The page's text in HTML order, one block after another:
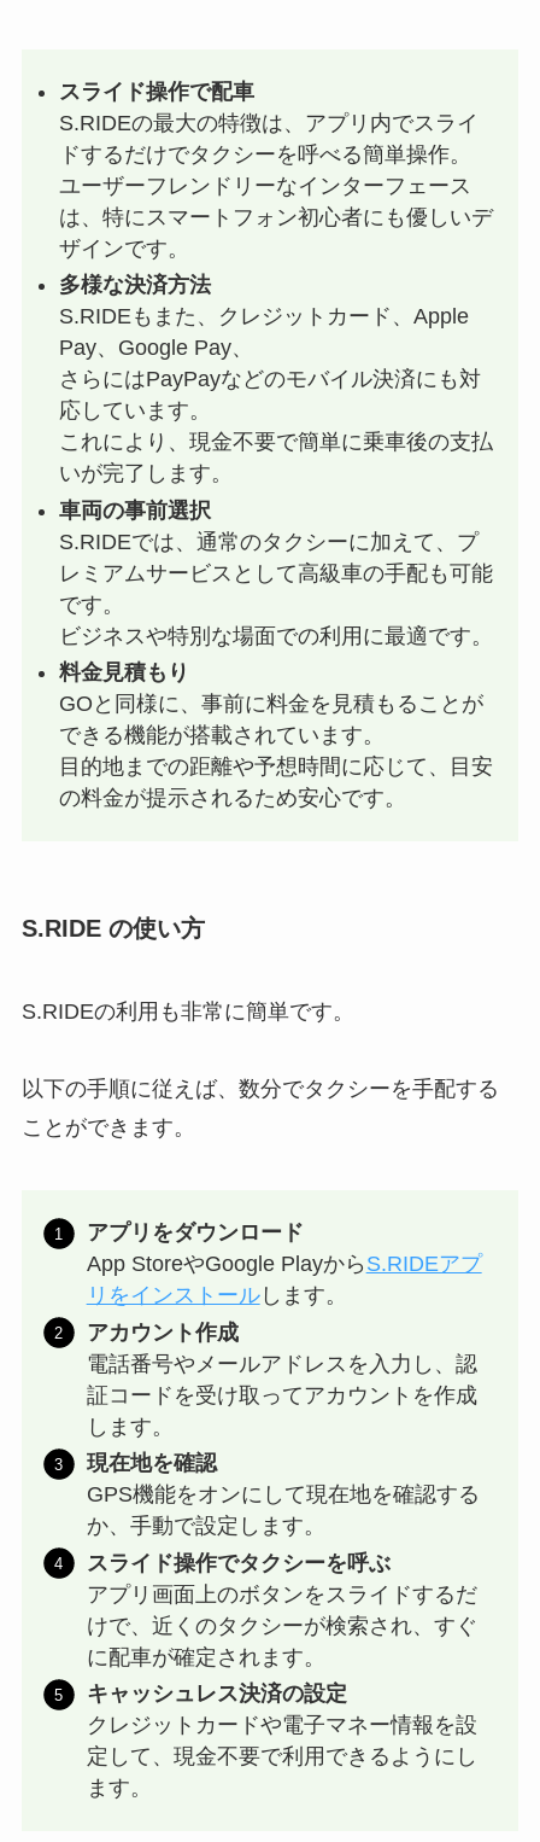
スライド操作で配車
S.RIDEの最大の特徴は、アプリ内でスライ
ドするだけでタクシーを呼べる簡単操作。
ユーザーフレンドリーなインターフェース
は、特にスマートフォン初心者にも優しいデ
ザインです。
多様な決済方法
S.RIDEもまた、クレジットカード、Apple
Pay、Google Pay、
さらにはPayPayなどのモバイル決済にも対
応しています。
これにより、現金不要で簡単に乗車後の支払
いが完了します。
車両の事前選択
S.RIDEでは、通常のタクシーに加えて、プ
レミアムサービスとして高級車の手配も可能
です。
ビジネスや特別な場面での利用に最適です。
料金見積もり
GOと同様に、事前に料金を見積もることが
できる機能が搭載されています。
目的地までの距離や予想時間に応じて、目安
の料金が提示されるため安心です。
S.RIDE の使い方
S.RIDEの利用も非常に簡単です。
以下の手順に従えば、数分でタクシーを手配する
ことができます。
アプリをダウンロード
App StoreやGoogle Playから S.RIDEアプ
リをインストールします。
アカウント作成
電話番号やメールアドレスを入力し、認
証コードを受け取ってアカウントを作成
します。
現在地を確認
GPS機能をオンにして現在地を確認する
か、手動で設定します。
スライド操作でタクシーを呼ぶ
アプリ画面上のボタンをスライドするだ
けで、近くのタクシーが検索され、すぐ
に配車が確定されます。
キャッシュレス決済の設定
クレジットカードや電子マネー情報を設
定して、現金不要で利用できるようにし
ます。